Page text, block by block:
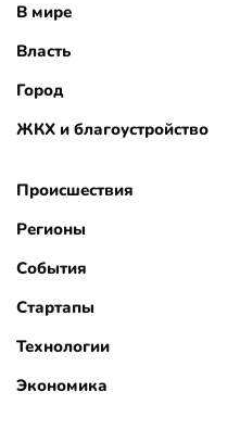
В мире
Власть
Город
ЖКХ и благоустройство
Происшествия
Регионы
События
Стартапы
Технологии
Экономика